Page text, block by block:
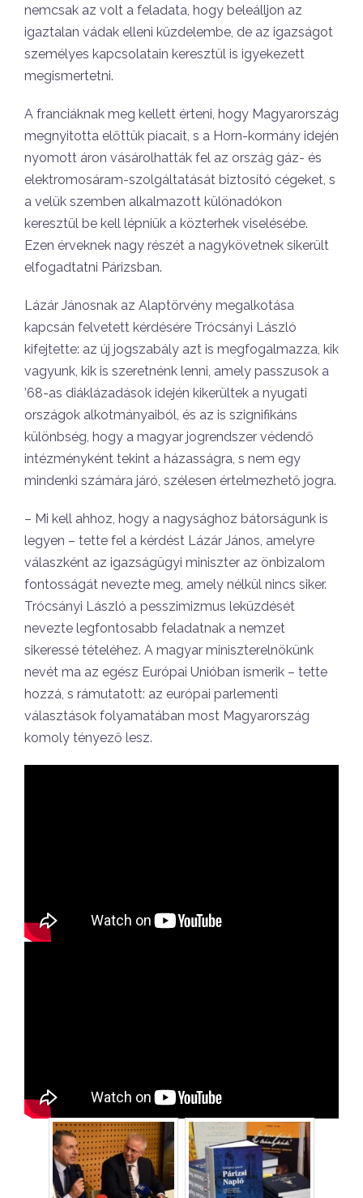
nemcsak az volt a feladata, hogy beleálljon az
igaztalan vádak elleni küzdelembe, de az igazságot
személyes kapcsolatain keresztül is igyekezett
megismertetni.
A franciáknak meg kellett érteni, hogy Magyarország
megnyitotta előttük piacait, s a Horn-kormány idején
nyomott áron vásárolhatták fel az ország gáz- és
elektromosáram-szolgáltatását biztosító cégeket, s
a velük szemben alkalmazott különadókon
keresztül be kell lépniük a közterhek viselésébe.
Ezen érveknek nagy részét a nagykövetnek sikerült
elfogadtatni Párizsban.
Lázár Jánosnak az Alaptörvény megalkotása
kapcsán felvetett kérdésére Trócsányi László
kifejtette: az új jogszabály azt is megfogalmazza, kik
vagyunk, kik is szeretnénk lenni, amely passzusok a
’68-as diáklázadások idején kikerültek a nyugati
országok alkotmányaiból, és az is szignifikáns
különbség, hogy a magyar jogrendszer védendő
intézményként tekint a házasságra, s nem egy
mindenki számára járó, szélesen értelmezhető jogra.
– Mi kell ahhoz, hogy a nagysághoz bátorságunk is
legyen – tette fel a kérdést Lázár János, amelyre
válaszként az igazságügyi miniszter az önbizalom
fontosságát nevezte meg, amely nélkül nincs siker.
Trócsányi László a pesszimizmus leküzdését
nevezte legfontosabb feladatnak a nemzet
sikeressé tételéhez. A magyar miniszterelnökünk
nevét ma az egész Európai Unióban ismerik – tette
hozzá, s rámutatott: az európai parlementi
választások folyamatában most Magyarország
komoly tényező lesz.